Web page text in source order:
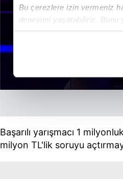
Bu çerezlere izin vermeniz
deneyimi yaşatabiliriz. Bunu
içerikleri sunabilmek adına
amacıyla kullanılmaktadır.
reklam/pazarlama
Başarılı yarışmacı 1
milyon TL'lik soruyu